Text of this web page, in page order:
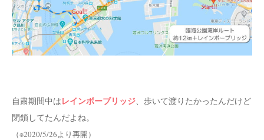
自粛期間中はレインボーブリッジ 、歩いて渡りたかったんだけど
閉鎖してたんだよね。
（※2020/5/26より再開）